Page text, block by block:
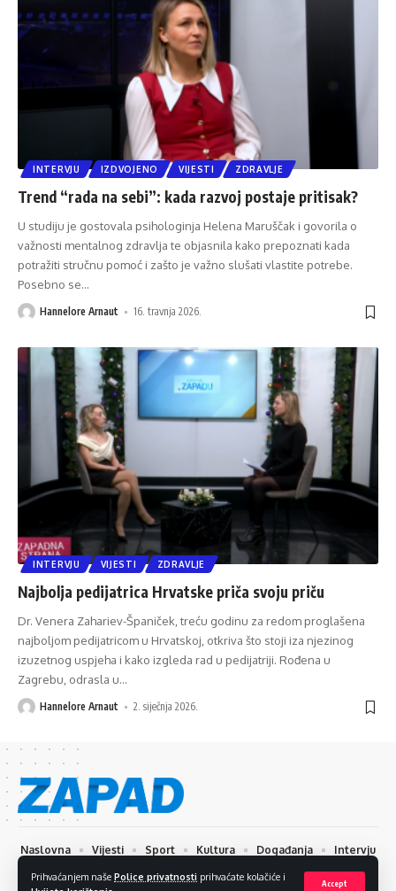
Prihvaćanjem naše Police privatnosti prihvaćate kolačiće i
Accept
INTERVJU IZDVOJENO VIJESTI ZDRAVLJE
Trend “rada na sebi”: kada razvoj postaje pritisak?
U studiju je gostovala psihologinja Helena Maruščak i govorila o
važnosti mentalnog zdravlja te objasnila kako prepoznati kada
potražiti stručnu pomoć i zašto je važno slušati vlastite potrebe.
Posebno se…
Hannelore Arnaut 16. travnja 2026.
INTERVJU VIJESTI ZDRAVLJE
Najbolja pedijatrica Hrvatske priča svoju priču
Dr. Venera Zahariev-Španiček, treću godinu za redom proglašena
najboljom pedijatricom u Hrvatskoj, otkriva što stoji iza njezinog
izuzetnog uspjeha i kako izgleda rad u pedijatriji. Rođena u
Zagrebu, odrasla u…
Hannelore Arnaut 2. siječnja 2026.
Naslovna Vijesti Sport Kultura Događanja
Intervju
KONTAKT